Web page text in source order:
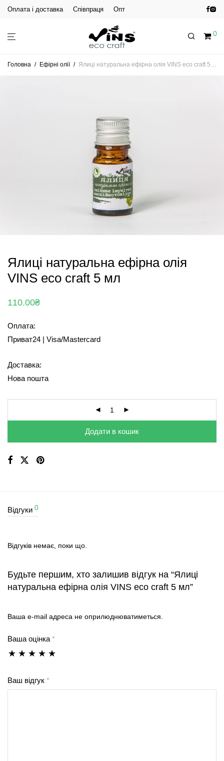
Оплата і доставка Співпраця Опт
0
Головна / Ефірні олії / Ялиці натуральна ефірна олія VINS eco craft 5 мл
Ялиці натуральна ефірна олія
VINS eco craft 5 мл
110.00₴
Оплата:
Приват24 | Visa/Mastercard
Доставка:
Нова пошта
Додати в кошик
Відгуки 0
Відгуків немає, поки що.
Будьте першим, хто залишив відгук на “Ялиці
натуральна ефірна олія VINS eco craft 5 мл”
Ваша e-mail адреса не оприлюднюватиметься.
Ваша оцінка *
Ваш відгук *